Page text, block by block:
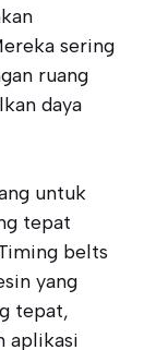
sering
ruang
daya
untuk
tepat
belts
yang
tepat,
aplikasi